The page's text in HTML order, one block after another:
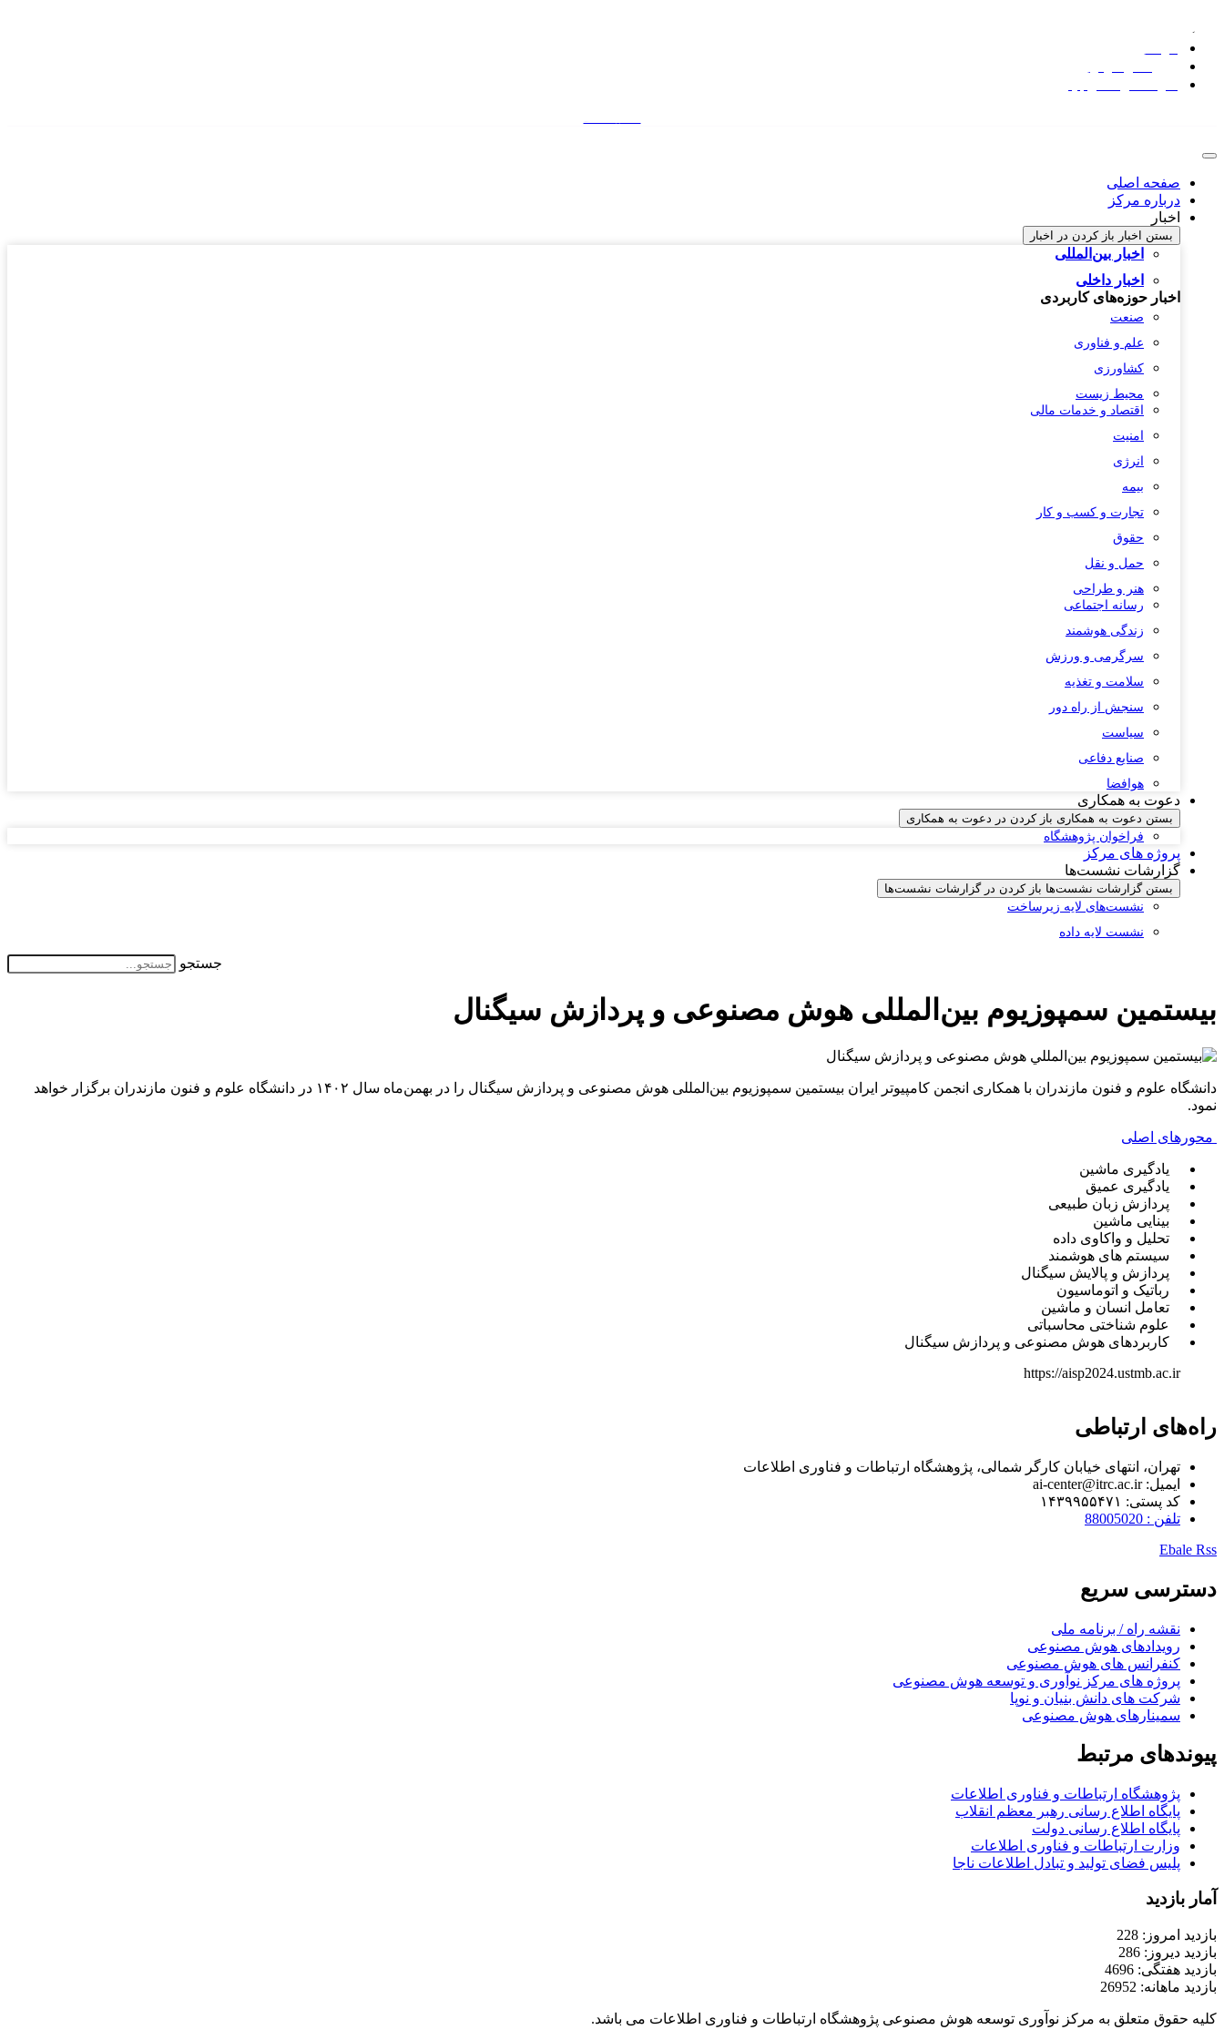
صفحه اصلی
درباره مرکز
اخبار
بستن اخبار باز کردن در اخبار
اخبار بین‌المللی
اخبار داخلی
اخبار حوزه‌های کاربردی
صنعت
علم و فناوری
کشاورزی
محیط زیست
اقتصاد و خدمات مالی
امنیت
انرژی
بیمه
تجارت و کسب و کار
حقوق
حمل و نقل
هنر و طراحی
رسانه اجتماعی
زندگی هوشمند
سرگرمی و ورزش
سلامت و تغذیه
سنجش از راه دور
سیاست
صنایع دفاعی
هوافضا
دعوت به همکاری
بستن دعوت به همکاری باز کردن در دعوت به همکاری
فراخوان پژوهشگاه
پروژه های مرکز
گزارشات نشست‌ها
بستن گزارشات نشست‌ها باز کردن در گزارشات نشست‌ها
نشست‌‌های لایه زیرساخت
نشست لایه داده
جستجو
بیستمین سمپوزیوم بین‌المللی هوش مصنوعی و پردازش سیگنال
دانشگاه علوم و فنون مازندران با همکاری انجمن کامپیوتر ایران بیستمین سمپوزیوم بین‌المللی هوش مصنوعی و پردازش سیگنال را در بهمن‌ماه سال ۱۴۰۲ در دانشگاه علوم و فنون مازندران برگزار خواهد
نمود.
محورهای اصلی
یادگیری ماشین
یادگیری عمیق
پردازش زبان طبیعی
بینایی ماشین
تحلیل و واکاوی داده
سیستم های هوشمند
پردازش و پالایش سیگنال
رباتیک و اتوماسیون
تعامل انسان و ماشین
علوم شناختی محاسباتی
کاربردهای هوش مصنوعی و پردازش سیگنال
https://aisp2024.ustmb.ac.ir
راه‌های ارتباطی
تهران، انتهای خیابان کارگر شمالی، پژوهشگاه ارتباطات و فناوری اطلاعات
ایمیل: ai-center@itrc.ac.ir
کد پستی: ۱۴۳۹۹۵۵۴۷۱
تلفن : 88005020
Ebale Rss
دسترسی سریع
نقشه راه / برنامه ملی
رویدادهای هوش مصنوعی
کنفرانس های هوش مصنوعی
پروژه های مرکز نوآوری و توسعه هوش مصنوعی
شرکت های دانش بنیان و نوپا
سمینارهای هوش مصنوعی
پیوندهای مرتبط
پژوهشگاه ارتباطات و فناوری اطلاعات
پایگاه اطلاع رسانی رهبر معظم انقلاب
پایگاه اطلاع رسانی دولت
وزارت ارتباطات و فناوری اطلاعات
پلیس فضای تولید و تبادل اطلاعات ناجا
آمار بازدید
بازدید امروز: 228
بازدید دیروز: 286
بازدید هفتگی: 4696
بازدید ماهانه: 26952
کلیه حقوق متعلق به مرکز نوآوری توسعه هوش مصنوعی پژوهشگاه ارتباطات و فناوری اطلاعات می باشد.